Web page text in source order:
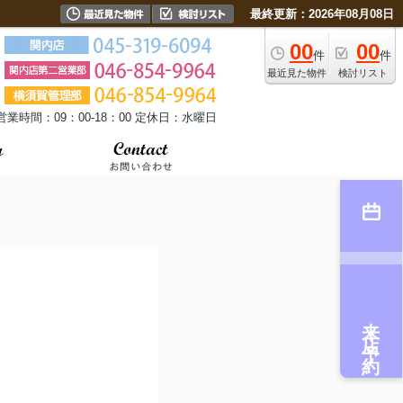
最終更新：2026年08月08日
00件
最近見た物件
00件
検討リスト
業時間：09：00-18：00 定休日：水曜日
来店予約